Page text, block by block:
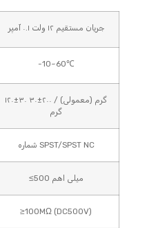
جریان مستقیم ۱۲ ولت ۰.۱ آمپر
-10~60℃
۱۲۰±۳۰ گرم (معمولی) / ۲۰۰±۳۰
گرم
شماره SPST/SPST NC
≤500 میلی اهم
≥100MΩ (DC500V)